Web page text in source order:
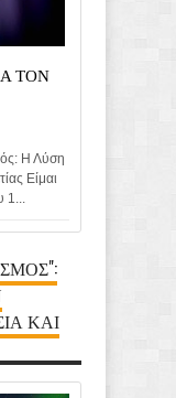
ΤΟΝ
Η Λύση
Είμαι
1...
ΚΑΙ